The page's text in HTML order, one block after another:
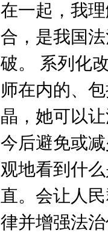
在一起，我
合，是我国
破。 系列化
师在内的、
晶，她可以
今后避免或
观地看到什
直。会让人
律并增强法